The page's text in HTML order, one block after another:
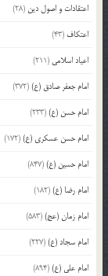
اعتقادات و اصول دین (28)
اعتکاف (43)
اعیاد اسلامی (211)
امام جعفر صادق (ع)(372)
امام حسن (ع)(233)
امام حسن عسکری (ع)(172)
امام حسین (ع)(847)
امام رضا (ع)(182)
امام زمان (عج)(583)
امام سجاد (ع)(227)
امام علی (ع)(894)